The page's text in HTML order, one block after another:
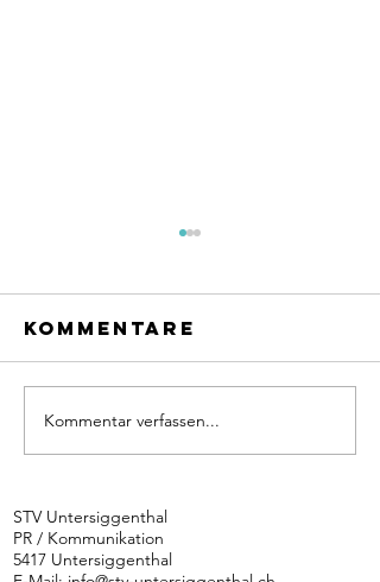
Siggenthaler
mit
hochprozentigen
Kommentare
Kommentar verfassen...
STV Untersiggenthal
PR / Kommunikation
5417 Untersiggenthal